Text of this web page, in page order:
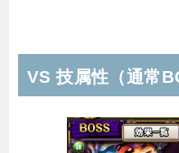
VS 技属性（通常